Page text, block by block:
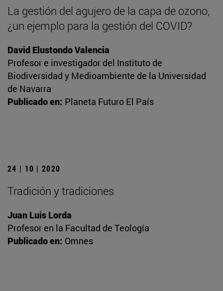
La gestión del agujero de la capa de ozono,
¿un ejemplo para la gestión del COVID?
David Elustondo Valencia
Profesor e investigador del Instituto de
Biodiversidad y Medioambiente de la Universidad
de Navarra
Publicado en: Planeta Futuro El País
24 | 10 | 2020
Tradición y tradiciones
Juan Luis Lorda
Profesor en la Facultad de Teología
Publicado en: Omnes